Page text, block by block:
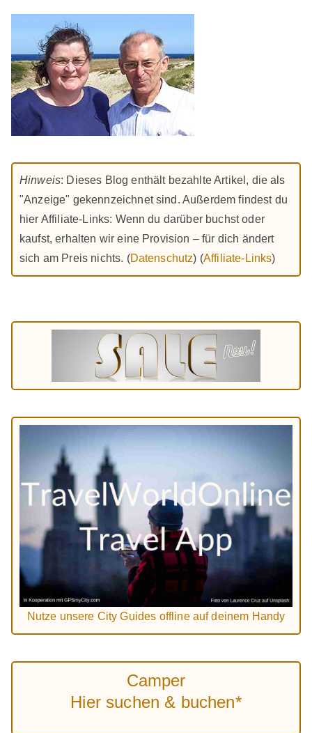
Hinweis: Dieses Blog enthält bezahlte Artikel, die als
"Anzeige" gekennzeichnet sind. Außerdem findest du
hier Affiliate-Links: Wenn du darüber buchst oder
kaufst, erhalten wir eine Provision – für dich ändert
sich am Preis nichts. (Datenschutz) (Affiliate-Links)
Nutze unsere City Guides offline auf deinem Handy
Camper
Hier suchen & buchen*